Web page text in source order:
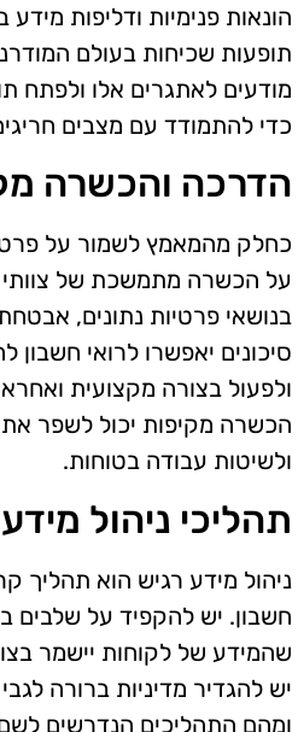
הונאות פנימיות ודליפות מידע
תופעות שכיחות בעולם
מודעים לאתגרים אלו ולפתח
כדי להתמודד עם מצבים
הדרכה והכשרה
כחלק מהמאמץ לשמור על
על הכשרה מתמשכת של
בנושאי פרטיות נתונים,
סיכונים יאפשרו לרואי חשבון
ולפעול בצורה מקצועית
הכשרה מקיפות יכול לשפר
ולשיטות עבודה בטוחות.
תהליכי ניהול
ניהול מידע רגיש הוא תהליך
חשבון. יש להקפיד על שלבים
שהמידע של לקוחות יישמר
יש להגדיר מדיניות ברורה
ומהם התהליכים הנדרשים